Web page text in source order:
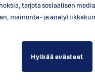
tarjota sosiaalisen
mainonta- ja
Hylkää evästeet